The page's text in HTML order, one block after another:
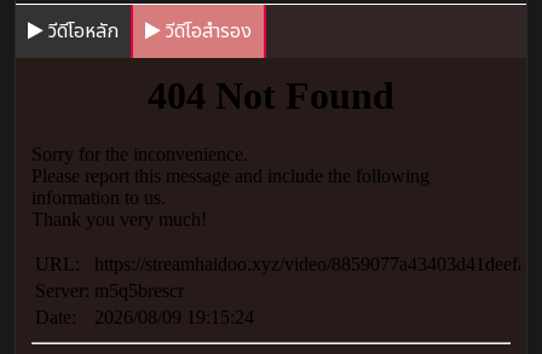
วีดีโอหลัก วีดีโอสำรอง